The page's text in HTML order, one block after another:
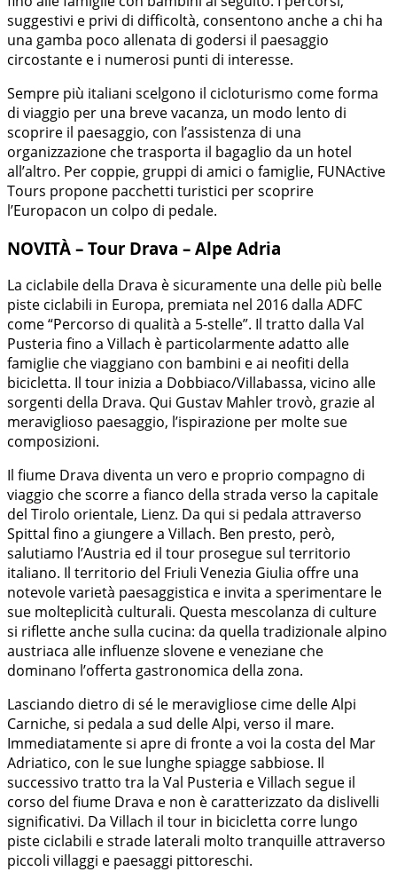
suggestivi e privi di difficoltà, consentono anche a chi ha
una gamba poco allenata di godersi il paesaggio
circostante e i numerosi punti di interesse.
Sempre più italiani scelgono il cicloturismo come forma
di viaggio per una breve vacanza, un modo lento di
scoprire il paesaggio, con l’assistenza di una
organizzazione che trasporta il bagaglio da un hotel
all’altro. Per coppie, gruppi di amici o famiglie, FUNActive
Tours propone pacchetti turistici per scoprire
l’Europacon un colpo di pedale.
NOVITÀ – Tour Drava – Alpe Adria
La ciclabile della Drava è sicuramente una delle più belle
piste ciclabili in Europa, premiata nel 2016 dalla ADFC
come “Percorso di qualità a 5-stelle”. Il tratto dalla Val
Pusteria fino a Villach è particolarmente adatto alle
famiglie che viaggiano con bambini e ai neofiti della
bicicletta. Il tour inizia a Dobbiaco/Villabassa, vicino alle
sorgenti della Drava. Qui Gustav Mahler trovò, grazie al
meraviglioso paesaggio, l’ispirazione per molte sue
composizioni.
Il fiume Drava diventa un vero e proprio compagno di
viaggio che scorre a fianco della strada verso la capitale
del Tirolo orientale, Lienz. Da qui si pedala attraverso
Spittal fino a giungere a Villach. Ben presto, però,
salutiamo l’Austria ed il tour prosegue sul territorio
italiano. Il territorio del Friuli Venezia Giulia offre una
notevole varietà paesaggistica e invita a sperimentare le
sue molteplicità culturali. Questa mescolanza di culture
si riflette anche sulla cucina: da quella tradizionale alpino
austriaca alle influenze slovene e veneziane che
dominano l’offerta gastronomica della zona.
Lasciando dietro di sé le meravigliose cime delle Alpi
Carniche, si pedala a sud delle Alpi, verso il mare.
Immediatamente si apre di fronte a voi la costa del Mar
Adriatico, con le sue lunghe spiagge sabbiose. Il
successivo tratto tra la Val Pusteria e Villach segue il
corso del fiume Drava e non è caratterizzato da dislivelli
significativi. Da Villach il tour in bicicletta corre lungo
piste ciclabili e strade laterali molto tranquille attraverso
piccoli villaggi e paesaggi pittoreschi.